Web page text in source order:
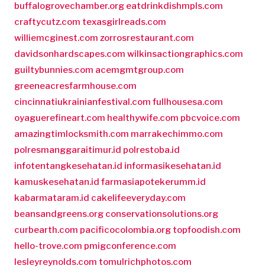
buffalogrovechamber.org eatdrinkdishmpls.com
craftycutz.com texasgirlreads.com
williemcginest.com zorrosrestaurant.com
davidsonhardscapes.com wilkinsactiongraphics.com
guiltybunnies.com acemgmtgroup.com
greeneacresfarmhouse.com
cincinnatiukrainianfestival.com fullhousesa.com
oyaguerefineart.com healthywife.com pbcvoice.com
amazingtimlocksmith.com marrakechimmo.com
polresmanggaraitimur.id polrestoba.id
infotentangkesehatan.id informasikesehatan.id
kamuskesehatan.id farmasiapotekerumm.id
kabarmataram.id cakelifeeveryday.com
beansandgreens.org conservationsolutions.org
curbearth.com pacificocolombia.org topfoodish.com
hello-trove.com pmigconference.com
lesleyreynolds.com tomulrichphotos.com